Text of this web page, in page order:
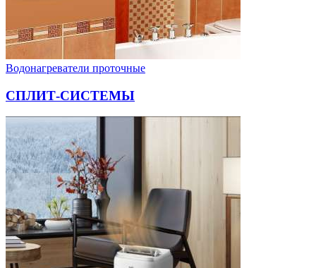
Водонагреватели проточные
СПЛИТ-СИСТЕМЫ